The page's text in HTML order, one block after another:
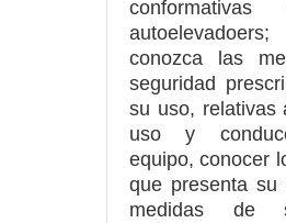
conozca las
seguridad
su uso, relativas
uso y
equipo, conocer
que presenta
medidas de